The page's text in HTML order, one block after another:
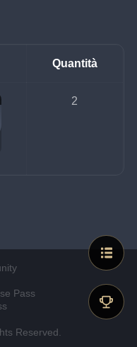
Quantità
2
Pass
Reserved.